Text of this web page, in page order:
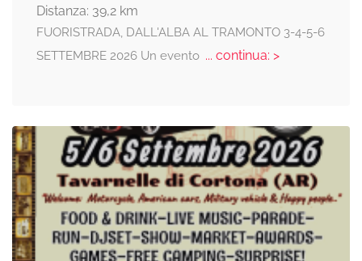
Distanza: 39,2 km
FUORISTRADA, DALL'ALBA AL TRAMONTO 3-4-5-6
SETTEMBRE 2026 Un evento... continua: >